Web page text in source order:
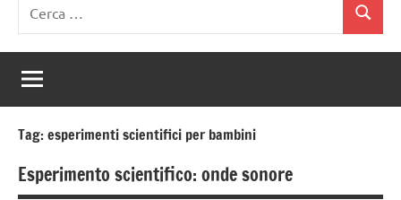
per:
Cerca
Tag:esperimenti scientifici per bambini
Esperimento scientifico: onde sonore